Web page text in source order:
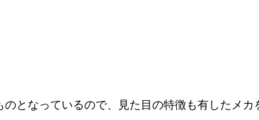
のとなっているので、見た目の特徴も有したメカ